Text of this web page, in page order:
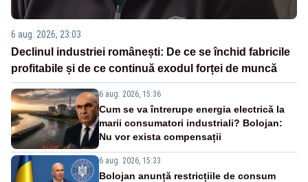
6 aug. 2026, 23:03
Declinul industriei românești: De ce se închid fabricile
profitabile și de ce continuă exodul forței de muncă
6 aug. 2026, 15:36
Cum se va întrerupe energia electrică la
marii consumatori industriali? Bolojan:
Nu vor exista compensații
6 aug. 2026, 15:33
Bolojan anunță restricțiile de consum